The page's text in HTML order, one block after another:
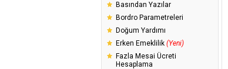
Basından Yazılar
Bordro Parametreleri
Doğum Yardımı
Erken Emeklilik (Yeni)
Fazla Mesai Ücreti
Hesaplama